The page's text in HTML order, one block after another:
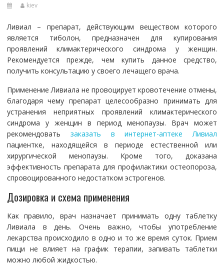
kiev
Ливиал – препарат, действующим веществом которого
является тиболон, предназначен для купирования
проявлений климактерического синдрома у женщин.
Рекомендуется прежде, чем купить данное средство,
получить консультацию у своего лечащего врача.
Применение Ливиала не провоцирует кровотечение отмены,
благодаря чему препарат целесообразно принимать для
устранения неприятных проявлений климактерического
синдрома у женщин в период менопаузы. Врач может
рекомендовать заказать в интернет-аптеке Ливиал
пациентке, находящейся в периоде естественной или
хирургической менопаузы. Кроме того, доказана
эффективность препарата для профилактики остеопороза,
спровоцированного недостатком эстрогенов.
Дозировка и схема применения
Как правило, врач назначает принимать одну таблетку
Ливиала в день. Очень важно, чтобы употребление
лекарства происходило в одно и то же время суток. Прием
пищи не влияет на график терапии, запивать таблетки
можно любой жидкостью.